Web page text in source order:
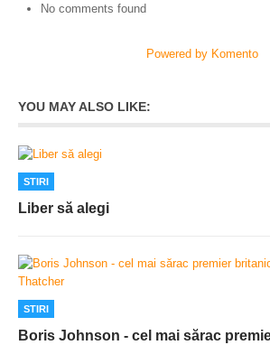
No comments found
Powered by Komento
YOU MAY ALSO LIKE:
STIRI
Liber să alegi
STIRI
Boris Johnson - cel mai sărac